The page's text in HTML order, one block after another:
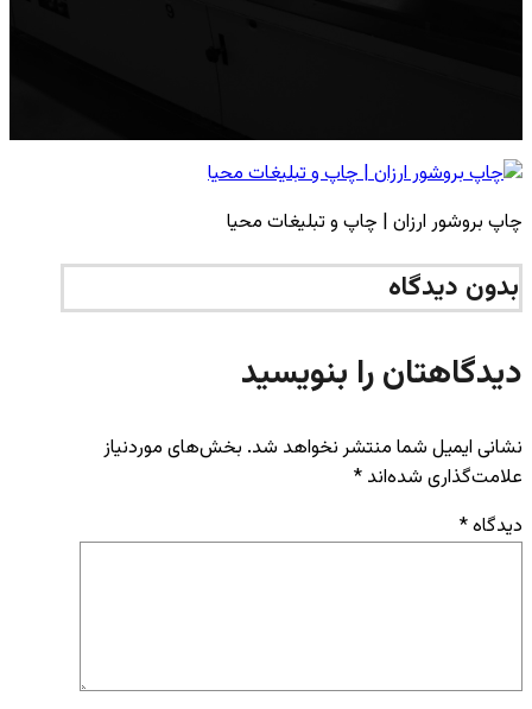
چاپ بروشور ارزان | چاپ و تبلیغات محیا
بدون دیدگاه
دیدگاهتان را بنویسید
نشانی ایمیل شما منتشر نخواهد شد. بخش‌های موردنیاز
علامت‌گذاری شده‌اند *
دیدگاه*